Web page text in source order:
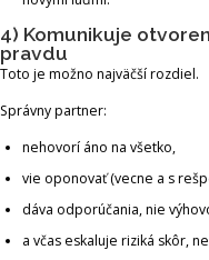
4) Komunikuje
pravdu
Toto je možno najväčší rozdiel.
Správny partner:
nehovorí áno na všetko,
vie oponovať (vecne a s
dáva odporúčania, nie
a včas eskaluje riziká skôr,